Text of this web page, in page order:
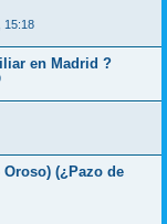
15:18
en Madrid ?
(¿Pazo de